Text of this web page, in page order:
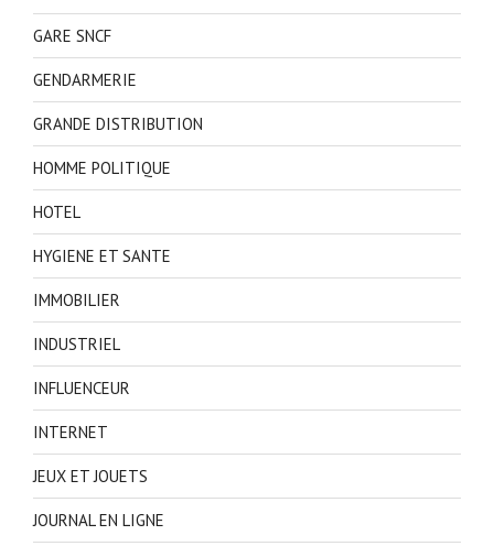
GARE SNCF
GENDARMERIE
GRANDE DISTRIBUTION
HOMME POLITIQUE
HOTEL
HYGIENE ET SANTE
IMMOBILIER
INDUSTRIEL
INFLUENCEUR
INTERNET
JEUX ET JOUETS
JOURNAL EN LIGNE